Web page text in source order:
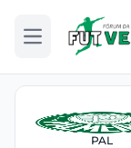
Abrir menu
PAL